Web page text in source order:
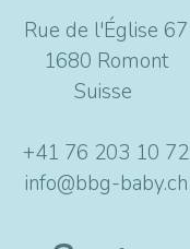
Rue de l'Église 67
1680 Romont
Suisse
+41 76 203 10 72
info@bbg-baby.ch